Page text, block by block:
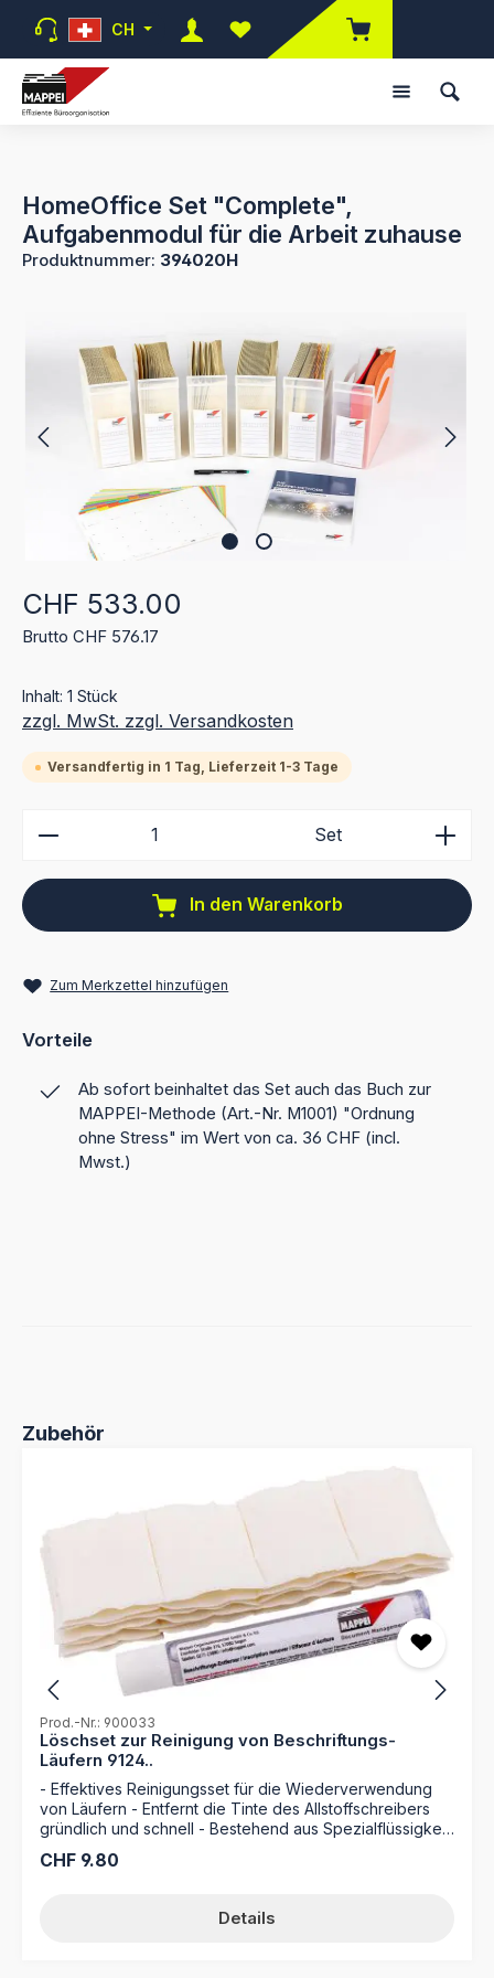
Zum Hauptinhalt springen
CH
Du hast 0 Produkte auf dem
HomeOffice Set "Complete",
Aufgabenmodul für die Arbeit zuhause
Produktnummer: 394020H
Regulärer Preis:
CHF 533.00
Brutto CHF 576.17
Inhalt: 1 Stück
zzgl. MwSt. zzgl. Versandkosten
Versandfertig in 1 Tag, Lieferzeit 1-3 Tage
Produkt Anzahl: Gib den gewünschten Wert ein
Set
In den Warenkorb
Zum Merkzettel hinzufügen
Vorteile
Ab sofort beinhaltet das Set auch das Buch zur
MAPPEI-Methode (Art.-Nr. M1001) "Ordnung
ohne Stress" im Wert von ca. 36 CHF (incl.
Mwst.)
Produktgalerie überspringen
Zubehör
Prod.-Nr.: 900033
Löschset zur Reinigung von Beschriftungs-
Läufern 9124..
- Effektives Reinigungsset für die Wiederverwendung
von Läufern - Entfernt die Tinte des Allstoffschreibers
gründlich und schnell - Bestehend aus Spezialflüssigkeit
Neubeschriftung nach der Reinigung Das MAPPEI
Beschriftungsläufer und Farbkarten sauber zu halten.
Wenn sich Projektnamen oder Zuständigkeiten ändern,
Regulärer Preis:
CHF 9.80
Details